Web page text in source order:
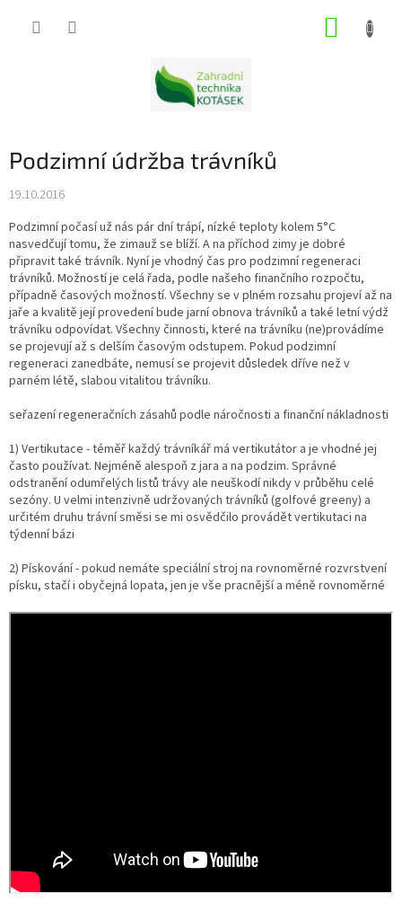
Podzimní údržba trávníků
19.10.2016
Podzimní počasí už nás pár dní trápí, nízké teploty kolem 5°C
nasvedčují tomu, že zimauž se blíží. A na příchod zimy je dobré
připravit také trávník. Nyní je vhodný čas pro podzimní regeneraci
trávníků. Možností je celá řada, podle našeho finančního rozpočtu,
případně časových možností. Všechny se v plném rozsahu projeví až na
jaře a kvalitě její provedení bude jarní obnova trávníků a také letní výdž
trávníku odpovídat. Všechny činnosti, které na trávníku (ne)provádíme
se projevují až s delším časovým odstupem. Pokud podzimní
regeneraci zanedbáte, nemusí se projevit důsledek dříve než v
parném létě, slabou vitalitou trávníku.
seřazení regeneračních zásahů podle náročnosti a finanční nákladnosti
1) Vertikutace - téměř každý trávníkář má vertikutátor a je vhodné jej
často používat. Nejméně alespoň z jara a na podzim. Správné
odstranění odumřelých listů trávy ale neuškodí nikdy v průběhu celé
sezóny. U velmi intenzivně udržovaných trávníků (golfové greeny) a
určitém druhu trávní směsi se mi osvědčilo provádět vertikutaci na
týdenní bázi
2) Pískování - pokud nemáte speciální stroj na rovnoměrné rozvrstvení
písku, stačí i obyčejná lopata, jen je vše pracnější a méně rovnoměrné